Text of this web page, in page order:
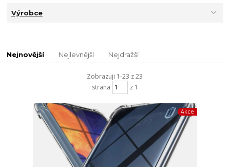
Výrobce
Nejnovější Nejlevnější Nejdražší
Zobrazuji 1-23 z 23
strana
z 1
Akce